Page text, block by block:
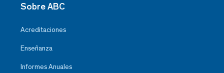
Sobre ABC
Acreditaciones
Enseñanza
Informes Anuales